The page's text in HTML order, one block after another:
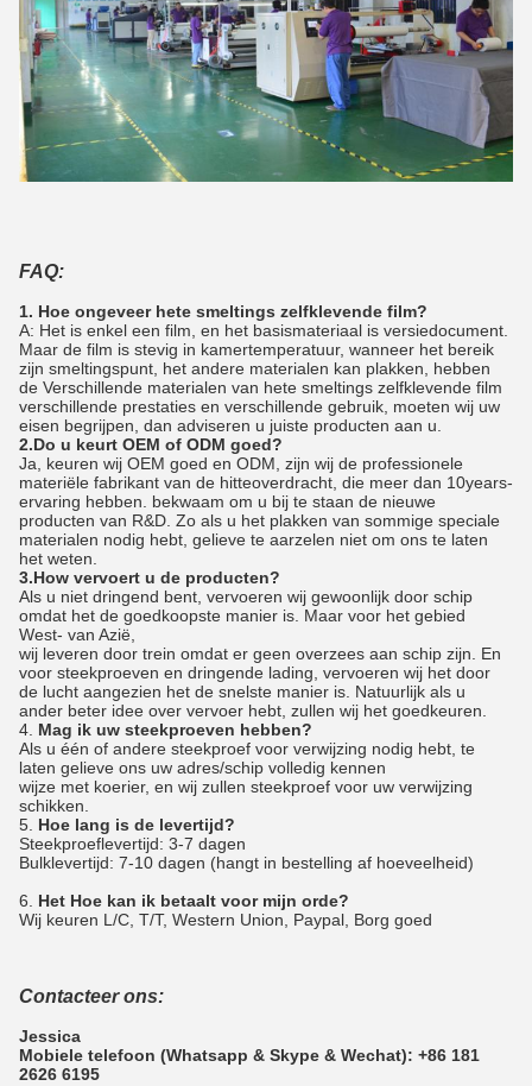
FAQ:
1. Hoe ongeveer hete smeltings zelfklevende film?
A: Het is enkel een film, en het basismateriaal is versiedocument.
Maar de film is stevig in kamertemperatuur, wanneer het bereik
zijn smeltingspunt, het andere materialen kan plakken, hebben
de Verschillende materialen van hete smeltings zelfklevende film
verschillende prestaties en verschillende gebruik, moeten wij uw
eisen begrijpen, dan adviseren u juiste producten aan u.
2.Do u keurt OEM of ODM goed?
Ja, keuren wij OEM goed en ODM, zijn wij de professionele
materiële fabrikant van de hitteoverdracht, die meer dan 10years-
ervaring hebben. bekwaam om u bij te staan de nieuwe
producten van R&D. Zo als u het plakken van sommige speciale
materialen nodig hebt, gelieve te aarzelen niet om ons te laten
het weten.
3.How vervoert u de producten?
Als u niet dringend bent, vervoeren wij gewoonlijk door schip
omdat het de goedkoopste manier is. Maar voor het gebied
West- van Azië,
wij leveren door trein omdat er geen overzees aan schip zijn. En
voor steekproeven en dringende lading, vervoeren wij het door
de lucht aangezien het de snelste manier is. Natuurlijk als u
ander beter idee over vervoer hebt, zullen wij het goedkeuren.
4. Mag ik uw steekproeven hebben?
Als u één of andere steekproef voor verwijzing nodig hebt, te
laten gelieve ons uw adres/schip volledig kennen
wijze met koerier, en wij zullen steekproef voor uw verwijzing
schikken.
5. Hoe lang is de levertijd?
Steekproeflevertijd: 3-7 dagen
Bulklevertijd: 7-10 dagen (hangt in bestelling af hoeveelheid)
6. Het Hoe kan ik betaalt voor mijn orde?
Wij keuren L/C, T/T, Western Union, Paypal, Borg goed
Contacteer ons:
Jessica
Mobiele telefoon (Whatsapp & Skype & Wechat): +86 181
2626 6195